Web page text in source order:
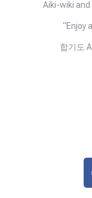
Aiki-wiki
“Enjoy